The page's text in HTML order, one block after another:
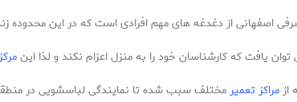
اصفهانی از دغدغه های مهم افرادی است که در این محدوده
توان یافت که کارشناسان خود را به منزل اعزام نکند و لذا این
ازمراکز تعمیرمختلف سبب شده تا نمایندگی لباسشویی در